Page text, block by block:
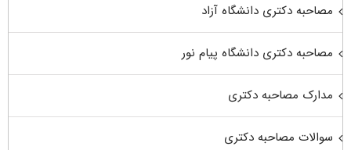
مصاحبه دکتری دانشگاه آزاد
مصاحبه دکتری دانشگاه پیام نور
مدارک مصاحبه دکتری
سوالات مصاحبه دکتری